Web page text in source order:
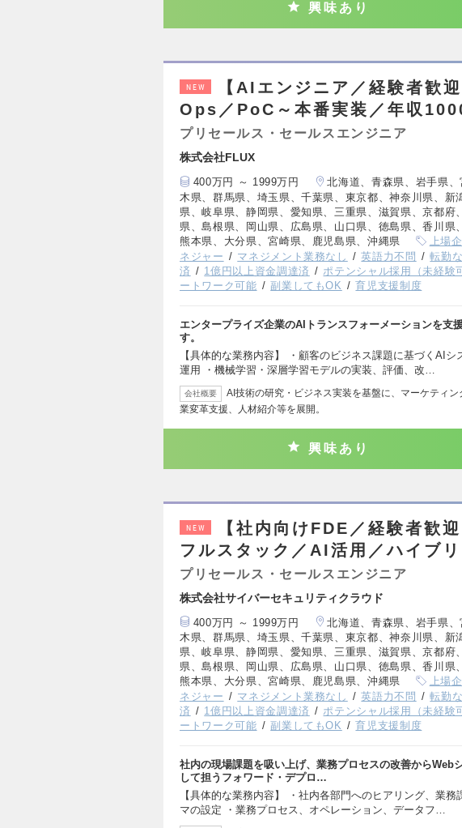
興味あり
NEW
【AIエンジニア／経験者歓
Ops／PoC～本番実装／年収
プリセールス・セールスエンジニア
株式会社FLUX
400万円 ～ 1999万円
北海道、青森県、岩手県
木県、群馬県、埼玉県、千葉県、東京都、神奈川県、
県、岐阜県、静岡県、愛知県、三重県、滋賀県、京都
県、島根県、岡山県、広島県、山口県、徳島県、香川県
熊本県、大分県、宮崎県、鹿児島県、沖縄県
上場
ネジャー
マネジメント業務なし 英語力不問 転勤
済
1億円以上資金調達済 ポテンシャル採用（未経験
ートワーク可能
副業してもOK 育児支援制度
エンタープライズ企業のAIトランスフォーメーションを支
す。
【具体的な業務内容】 ・顧客のビジネス課題に基づくAIシ
運用 ・機械学習・深層学習モデルの実装、評価、改…
会社概要
AI技術の研究・ビジネス実装を基盤に、マーケティ
業変革支援、人材紹介等を展開。
興味あり
NEW
【社内向けFDE／経験者歓
フルスタック／AI活用／ハイブリ
プリセールス・セールスエンジニア
株式会社サイバーセキュリティクラウド
400万円 ～ 1999万円
北海道、青森県、岩手県
木県、群馬県、埼玉県、千葉県、東京都、神奈川県、
県、岐阜県、静岡県、愛知県、三重県、滋賀県、京都
県、島根県、岡山県、広島県、山口県、徳島県、香川県
熊本県、大分県、宮崎県、鹿児島県、沖縄県
上場
ネジャー
マネジメント業務なし 英語力不問 転勤
済
1億円以上資金調達済 ポテンシャル採用（未経験
ートワーク可能
副業してもOK 育児支援制度
社内の現場課題を吸い上げ、業務プロセスの改善からWeb
して担うフォワード・デプロ…
【具体的な業務内容】 ・社内各部門へのヒアリング、業務
マの設定 ・業務プロセス、オペレーション、データフ…